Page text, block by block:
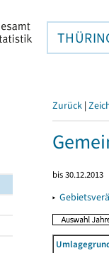
Zurück |
bis 30.12.2013
▸